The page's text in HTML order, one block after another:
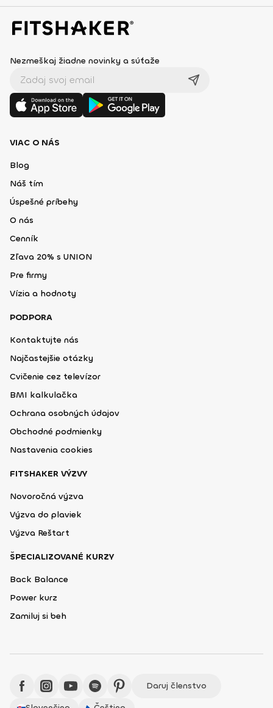
Nezmeškaj žiadne novinky a súťaže
VIAC O NÁS
Blog
Náš tím
Úspešné príbehy
O nás
Cenník
Zľava 20% s UNION
Pre firmy
Vízia a hodnoty
PODPORA
Kontaktujte nás
Najčastejšie otázky
Cvičenie cez televízor
BMI kalkulačka
Ochrana osobných údajov
Obchodné podmienky
Nastavenia cookies
FITSHAKER VÝZVY
Novoročná výzva
Výzva do plaviek
Výzva Reštart
ŠPECIALIZOVANÉ KURZY
Back Balance
Power kurz
Zamiluj si beh
Daruj členstvo